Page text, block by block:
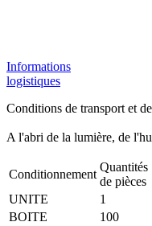
Informations
logistiques
Conditions de transport et
A l'abri de la lumière, de
Conditionnement
Quantités
de pièces
UNITE
1
BOITE
100